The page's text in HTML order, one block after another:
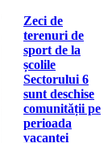
Zeci de
terenuri de
sport de la
școlile
Sectorului 6
sunt deschise
comunității pe
perioada
vacanței